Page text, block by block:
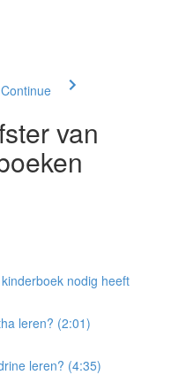
van
nodig heeft
leren? (2:01)
leren? (4:35)